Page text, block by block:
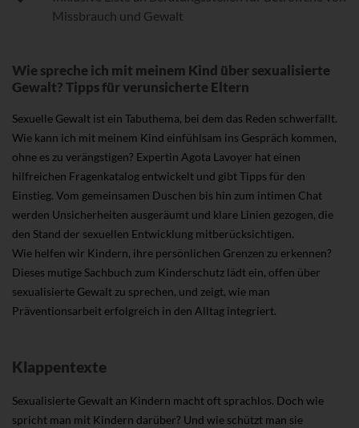
Missbrauch und Gewalt
Wie spreche ich mit meinem Kind über sexualisierte
Gewalt? Tipps für verunsicherte Eltern
Sexuelle Gewalt ist ein Tabuthema, bei dem das Reden schwerfällt.
Wie kann ich mit meinem Kind einfühlsam ins Gespräch kommen,
ohne es zu verängstigen? Expertin Agota Lavoyer hat einen
hilfreichen Fragenkatalog entwickelt und gibt Tipps für den
Einstieg. Vom gemeinsamen Duschen bis hin zum intimen Chat
werden Unsicherheiten ausgeräumt und klare Linien gezogen, die
den Stand der sexuellen Entwicklung mitberücksichtigen.
Wie helfen wir Kindern, ihre persönlichen Grenzen zu erkennen?
Dieses mutige Sachbuch zum Kinderschutz lädt ein, offen über
sexualisierte Gewalt zu sprechen, und zeigt, wie man
Präventionsarbeit erfolgreich in den Alltag integriert.
Klappentexte
Sexualisierte Gewalt an Kindern macht oft sprachlos. Doch wie
spricht man mit Kindern darüber? Und wie schützt man sie